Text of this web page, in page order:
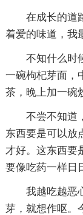
在成长的道
着爱的味道，我
不知什么时
一碗枸杞芽面，
茶，晚上加一碗
不尝不知道
东西要是可以放
才好。这东西要
要像吃药一样日
我越吃越恶
芽，就想作呕。